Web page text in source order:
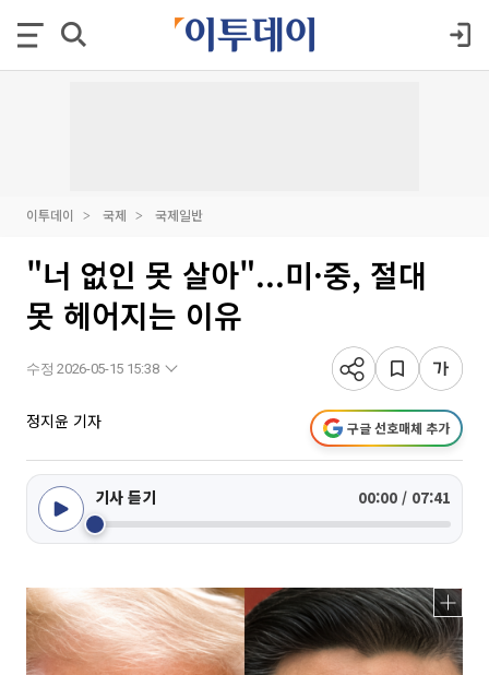
이투데이 국제 국제일반
"너 없인 못 살아"...미·중, 절대
못 헤어지는 이유
수정 2026-05-15 15:38
정지윤 기자 구글 선호매체 추가
기사 듣기 00:00 / 07:41